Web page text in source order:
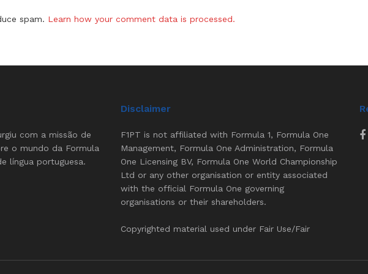
spam. Learn how your comment data is processed.
com a missão de
o mundo da Formula
língua portuguesa.
Disclaimer
F1PT is not affiliated with Formula 1, Formula One
Management, Formula One Administration, Formula
One Licensing BV, Formula One World Championship
Ltd or any other organisation or entity associated
with the official Formula One governing
organisations or their shareholders.
Copyrighted material used under Fair Use/Fair